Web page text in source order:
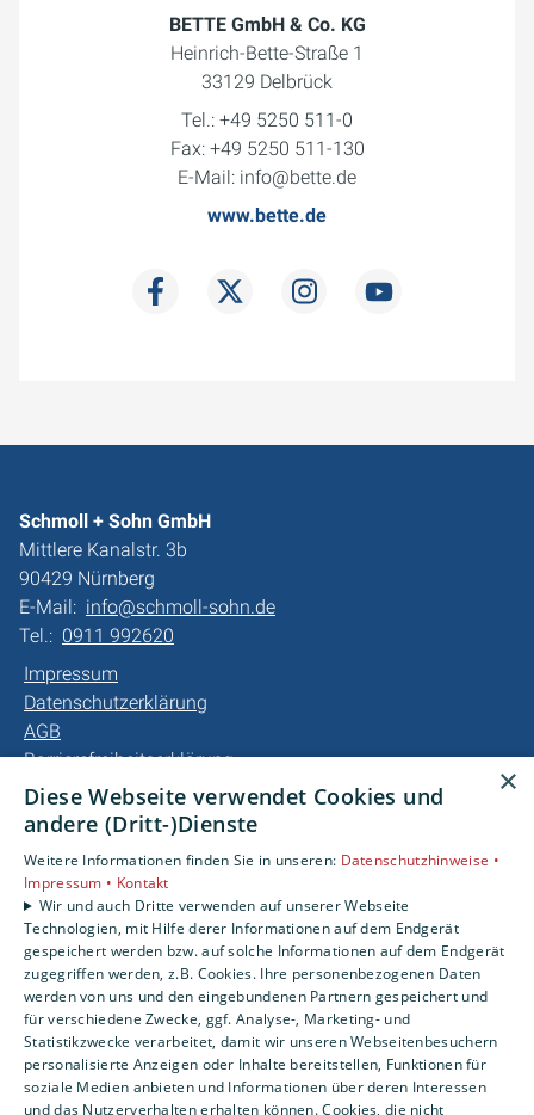
BETTE GmbH & Co. KG
Heinrich-Bette-Straße 1
33129 Delbrück
Tel.: +49 5250 511-0
Fax: +49 5250 511-130
E-Mail: info@bette.de
www.bette.de
Schmoll + Sohn GmbH
Mittlere Kanalstr. 3b
90429 Nürnberg
E-Mail: info@schmoll-sohn.de
Tel.: 0911 992620
Impressum
Datenschutzerklärung
AGB
Barrierefreiheitserklärung
Unsere Bereiche
Gewerbekunden
Karriere
Unternehmen
Kontakt
×
Diese Webseite verwendet Cookies und
andere (Dritt-)Dienste
Weitere Informationen finden Sie in unseren: Datenschutzhinweise •
Impressum • Kontakt
Wir und auch Dritte verwenden auf unserer Webseite
Technologien, mit Hilfe derer Informationen auf dem Endgerät
gespeichert werden bzw. auf solche Informationen auf dem Endgerät
zugegriffen werden, z.B. Cookies. Ihre personenbezogenen Daten
werden von uns und den eingebundenen Partnern gespeichert und
für verschiedene Zwecke, ggf. Analyse-, Marketing- und
Statistikzwecke verarbeitet, damit wir unseren Webseitenbesuchern
personalisierte Anzeigen oder Inhalte bereitstellen, Funktionen für
soziale Medien anbieten und Informationen über deren Interessen
und das Nutzerverhalten erhalten können. Cookies, die nicht